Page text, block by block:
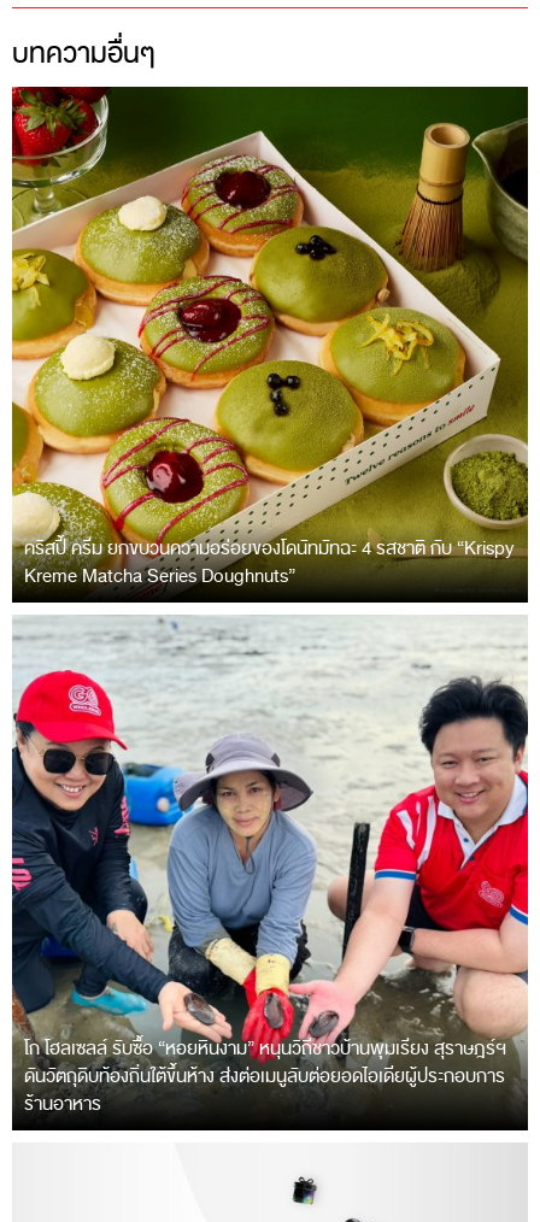
บทความอื่นๆ
คริสปี้ ครีม ยกขบวนความอร่อยของโดนัทมัทฉะ 4 รสชาติ กับ “Krispy
Kreme Matcha Series Doughnuts”
โก โฮลเซลล์ รับซื้อ “หอยหินงาม” หนุนวิถีชาวบ้านพุมเรียง สุราษฎร์ฯ
ดันวัตถุดิบท้องถิ่นใต้ขึ้นห้าง ส่งต่อเมนูลับต่อยอดไอเดียผู้ประกอบการ
ร้านอาหาร